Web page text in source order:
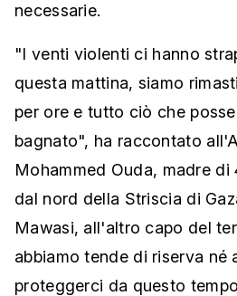
necessarie.
"I venti violenti ci hanno
questa mattina, siamo
per ore e tutto ciò che
bagnato", ha raccontato
Mohammed Ouda, madre
dal nord della Striscia di
Mawasi, all'altro capo del
abbiamo tende di riserva né
proteggerci da questo